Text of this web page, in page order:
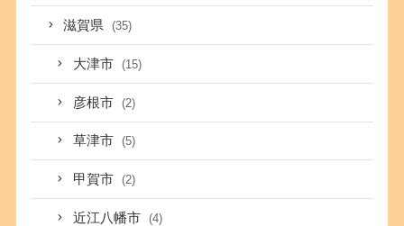
滋賀県 (35)
大津市 (15)
彦根市 (2)
草津市 (5)
甲賀市 (2)
近江八幡市 (4)